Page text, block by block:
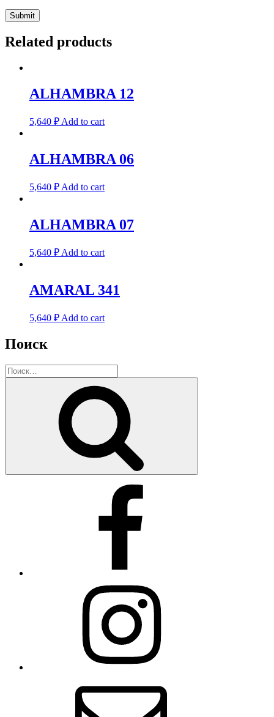
Related products
ALHAMBRA 12
5,640 ₽ Add to cart
ALHAMBRA 06
5,640 ₽ Add to cart
ALHAMBRA 07
5,640 ₽ Add to cart
AMARAL 341
5,640 ₽ Add to cart
Поиск
Искать: